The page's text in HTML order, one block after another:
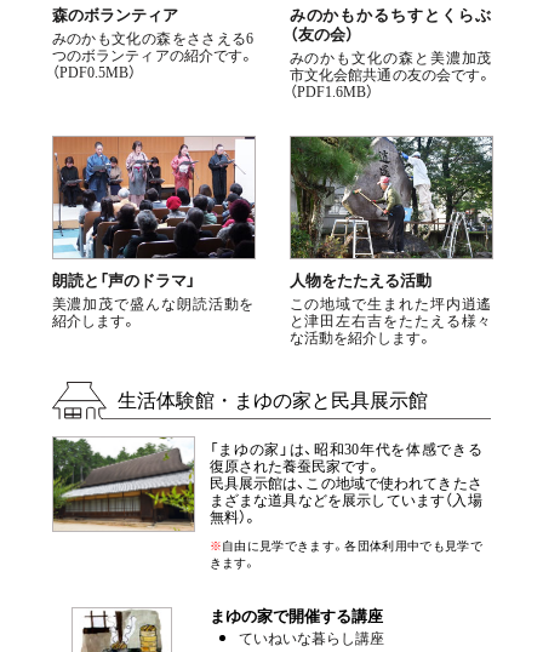
森のボランティア
みのかも文化の森をささえる6
つのボランティアの紹介です。
（PDF0.5MB）
みのかもかるちすとくらぶ
（友の会）
みのかも文化の森と美濃加茂
市文化会館共通の友の会です。
（PDF1.6MB）
朗読と「声のドラマ」
美濃加茂で盛んな朗読活動を
紹介します。
人物をたたえる活動
この地域で生まれた坪内逍遙
と津田左右吉をたたえる様々
な活動を紹介します。
生活体験館・まゆの家と 民具展示館
「まゆの家」は、昭和30年代を体感できる
復原された養蚕民家です。
民具展示館は、この地域で使われてきたさ
まざまな道具などを展示しています（入場
無料）。
※自由に見学できます。各団体利用中でも見学で
きます。
まゆの家で開催する講座
ていねいな暮らし講座